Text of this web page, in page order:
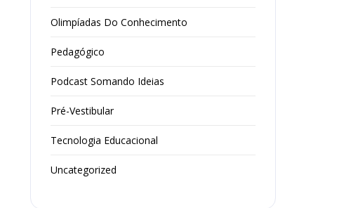
Olimpíadas Do Conhecimento
Pedagógico
Podcast Somando Ideias
Pré-Vestibular
Tecnologia Educacional
Uncategorized